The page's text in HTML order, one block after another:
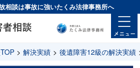
相談は事故に強いたくみ法律事務所へ
> 解決実績 > 後遺障害12級の解決実績